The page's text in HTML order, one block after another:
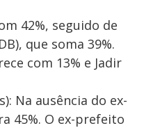
42%, seguido de
que soma 39%.
com 13% e Jadir
Na ausência do ex-
45%. O ex-prefeito